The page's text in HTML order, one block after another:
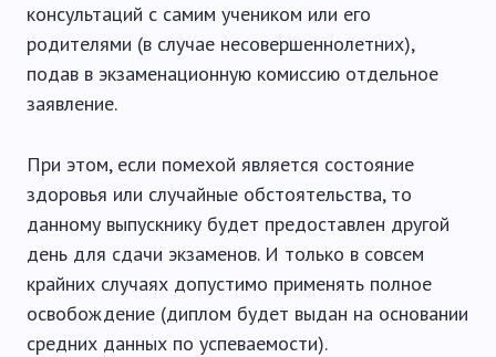
консультаций с самим учеником или его
родителями (в случае несовершеннолетних),
подав в экзаменационную комиссию отдельное
заявление.
При этом, если помехой является состояние
здоровья или случайные обстоятельства, то
данному выпускнику будет предоставлен другой
день для сдачи экзаменов. И только в совсем
крайних случаях допустимо применять полное
освобождение (диплом будет выдан на основании
средних данных по успеваемости).